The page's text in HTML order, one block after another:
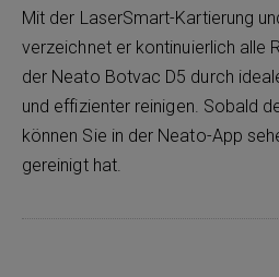
Mit der LaserSmart-Kartierung
verzeichnet er kontinuierlich alle
der Neato Botvac D5 durch
und effizienter reinigen. Sobald
können Sie in der Neato-App
gereinigt hat.